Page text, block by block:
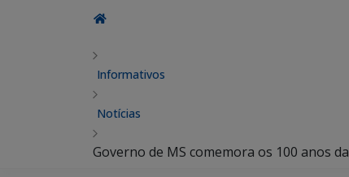
Informativos
Notícias
Governo de MS comemora os 100 anos